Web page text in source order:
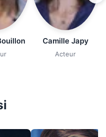
Camille Japy
Acteur